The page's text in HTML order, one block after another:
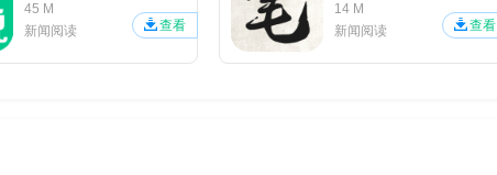
45 M
新闻阅读
查看
14 M
新闻阅读
查看